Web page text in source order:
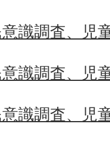
識調査、児
識調査、児
識調査、児